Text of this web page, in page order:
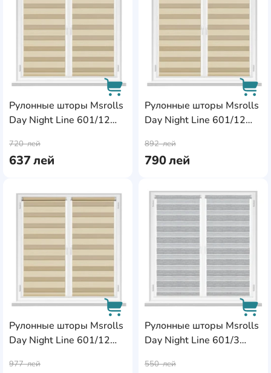
Рулонные шторы Msrolls
Day Night Line 601/12
637лей
720лей
Рулонные шторы Msrolls
Day Night Line 601/12
790лей
892лей
Рулонные шторы Msrolls
Day Night Line 601/12
977лей
AddCardToFavourite
AddCardToCart
Рулонные шторы Msrolls
Day Night Line 601/3
550лей